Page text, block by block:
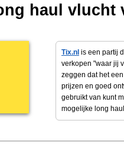
haul vlucht
Tix.nl is een partij
verkopen "waar jij
zeggen dat het
prijzen en goed
gebruikt van kunt
mogelijke long